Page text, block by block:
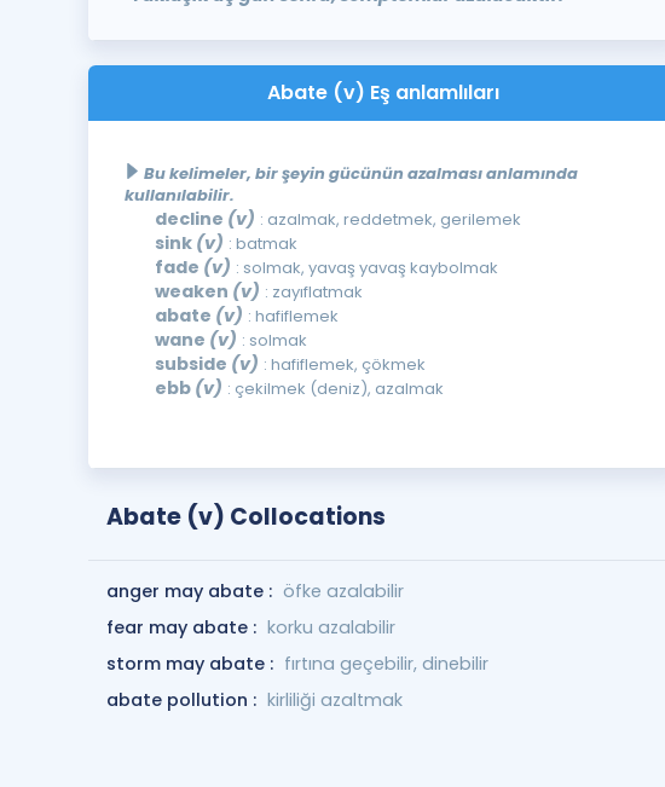
Abate (v) Eş anlamlıları
Bu kelimeler, bir şeyin gücünün azalması anlamında
kullanılabilir.
decline (v) : azalmak, reddetmek, gerilemek
sink (v) : batmak
fade (v) : solmak, yavaş yavaş kaybolmak
weaken (v) : zayıflatmak
abate (v) : hafiflemek
wane (v) : solmak
subside (v) : hafiflemek, çökmek
ebb (v) : çekilmek (deniz), azalmak
Abate (v) Collocations
anger may abate : öfke azalabilir
fear may abate : korku azalabilir
storm may abate : fırtına geçebilir, dinebilir
abate pollution : kirliliği azaltmak